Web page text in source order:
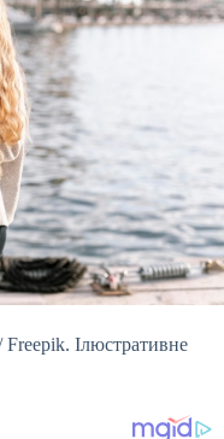
Freepik. Ілюстративне